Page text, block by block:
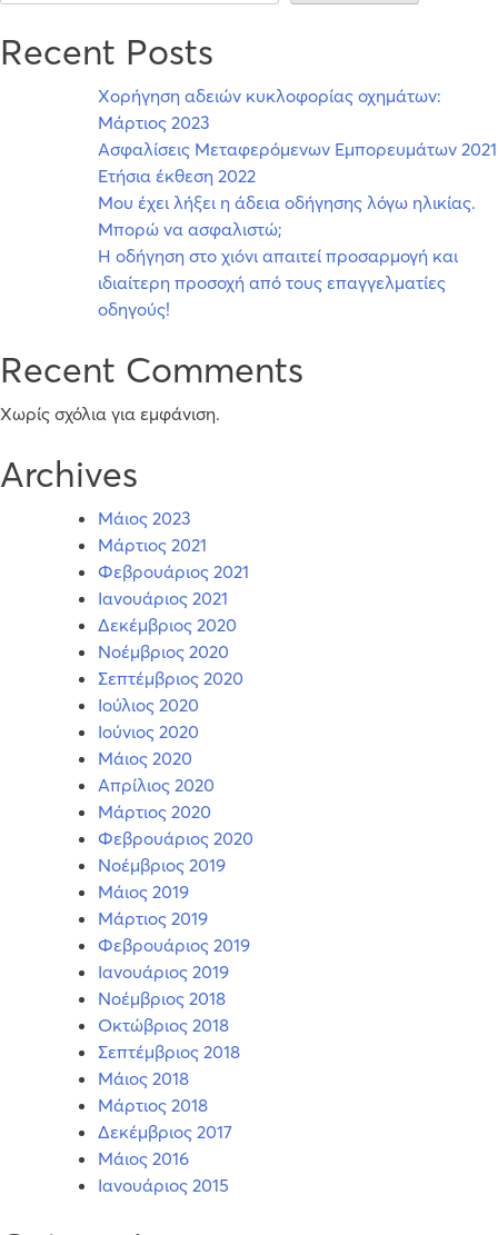
Recent Posts
Χορήγηση αδειών κυκλοφορίας οχημάτων:
Μάρτιος 2023
Ασφαλίσεις Μεταφερόμενων Εμπορευμάτων 2021
Ετήσια έκθεση 2022
Μου έχει λήξει η άδεια οδήγησης λόγω ηλικίας.
Μπορώ να ασφαλιστώ;
Η οδήγηση στο χιόνι απαιτεί προσαρμογή και
ιδιαίτερη προσοχή από τους επαγγελματίες
οδηγούς!
Recent Comments
Χωρίς σχόλια για εμφάνιση.
Archives
Μάιος 2023
Μάρτιος 2021
Φεβρουάριος 2021
Ιανουάριος 2021
Δεκέμβριος 2020
Νοέμβριος 2020
Σεπτέμβριος 2020
Ιούλιος 2020
Ιούνιος 2020
Μάιος 2020
Απρίλιος 2020
Μάρτιος 2020
Φεβρουάριος 2020
Νοέμβριος 2019
Μάιος 2019
Μάρτιος 2019
Φεβρουάριος 2019
Ιανουάριος 2019
Νοέμβριος 2018
Οκτώβριος 2018
Σεπτέμβριος 2018
Μάιος 2018
Μάρτιος 2018
Δεκέμβριος 2017
Μάιος 2016
Ιανουάριος 2015